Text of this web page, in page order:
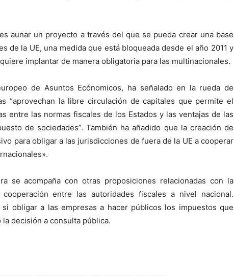
aunar un proyecto a través del que se pueda crear una base
de la UE, una medida que está bloqueada desde el año 2011 y
implantar de manera obligatoria para las multinacionales.
de Asuntos Ecónomicos, ha señalado en la rueda de
“aprovechan la libre circulación de capitales que permite el
entre las normas fiscales de los Estados y las ventajas de las
de sociedades”. También ha añadido que la creación de
para obligar a las jurisdicciones de fuera de la UE a cooperar
se acompaña con otras proposiciones relacionadas con la
entre las autoridades fiscales a nivel nacional.
obligar a las empresas a hacer públicos los impuestos que
decisión a consulta pública.